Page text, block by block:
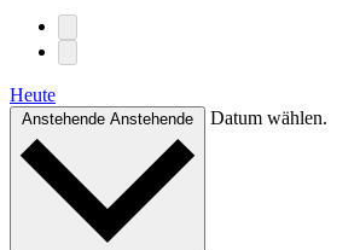
Heute
Anstehende Anstehende Datum wählen.